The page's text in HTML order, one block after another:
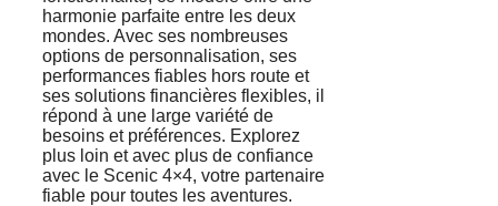
harmonie parfaite entre les deux
mondes. Avec ses nombreuses
options de personnalisation, ses
performances fiables hors route et
ses solutions financières flexibles, il
répond à une large variété de
besoins et préférences. Explorez
plus loin et avec plus de confiance
avec le Scenic 4×4, votre partenaire
fiable pour toutes les aventures.